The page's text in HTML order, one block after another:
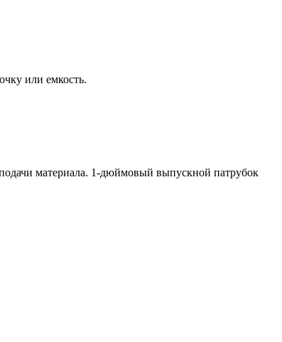
или емкость.
материала. 1-дюймовый выпускной патрубок